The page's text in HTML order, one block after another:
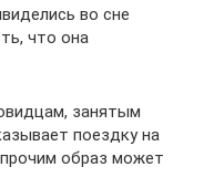
во сне
что она
занятым
поездку на
образ может